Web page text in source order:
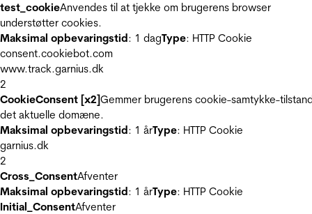
test_cookieAnvendes til at tjekke om brugerens browser
understøtter cookies.
Maksimal opbevaringstid: 1 dagType: HTTP Cookie
consent.cookiebot.com
www.track.garnius.dk
2
CookieConsent [x2]Gemmer brugerens cookie-samtykke-
det aktuelle domæne.
Maksimal opbevaringstid: 1 årType: HTTP Cookie
garnius.dk
2
Cross_ConsentAfventer
Maksimal opbevaringstid: 1 årType: HTTP Cookie
Initial_ConsentAfventer